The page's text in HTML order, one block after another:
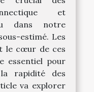
et
dans notre
estimé. Les
le cœur de ces
essentiel pour
rapidité des
va explorer